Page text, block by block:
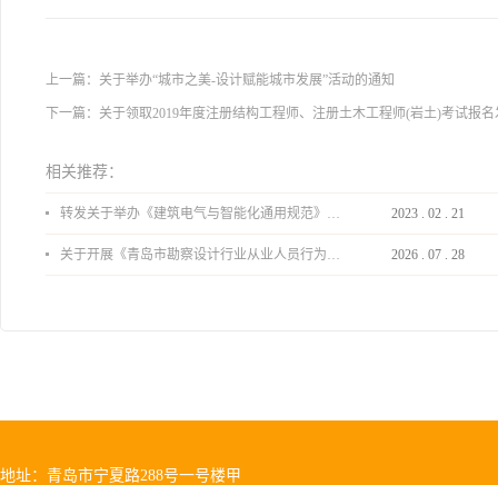
上一篇： 关于举办“城市之美-设计赋能城市发展”活动的通知
下一篇： 关于领取2019年度注册结构工程师、注册土木工程师(岩土)考试报
相关推荐：
转发关于举办《建筑电气与智能化通用规范》 GB55024-2022公益宣贯的通知 2023 02 21
关于开展《青岛市勘察设计行业从业人员行为导则》、《青岛市住宅工程设计审查品质提升指引（2026版）》宣贯活动的通知 2026 07 28
地址：青岛市宁夏路288号一号楼甲